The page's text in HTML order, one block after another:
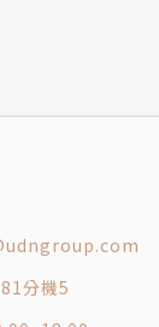
分機5